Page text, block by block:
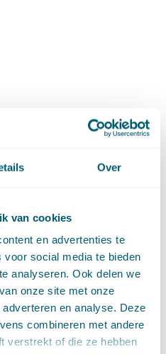
Over
van cookies
en advertenties te
social media te bieden
analyseren. Ook delen we
onze site met onze
en analyse. Deze
combineren met andere
verstrekt of die ze hebben